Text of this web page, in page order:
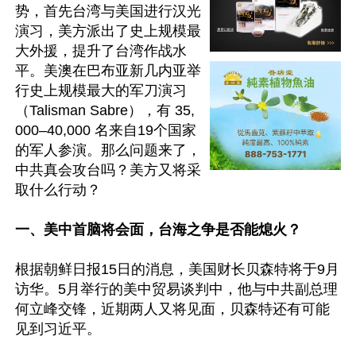
势，首先台湾与美国进行汉光
演习，美方派出了史上规模最
大外援，提升了台湾作战水
平。美澳在巴布亚新几内亚举
行史上规模最大的军刀演习
（Talisman Sabre），有 35,
000–40,000 名来自19个国家
的军人参演。那么问题来了，
中共真会攻台吗？美方又将采
取什么行动？
一、美中首脑将会面，台海之争是否能熄火？
根据朝鲜日报15日的消息，美国财长贝森特将于9月
访华。5月举行的美中贸易谈判中，他与中共副总理
何立峰交锋，近期两人又将见面，贝森特还有可能
见到习近平。